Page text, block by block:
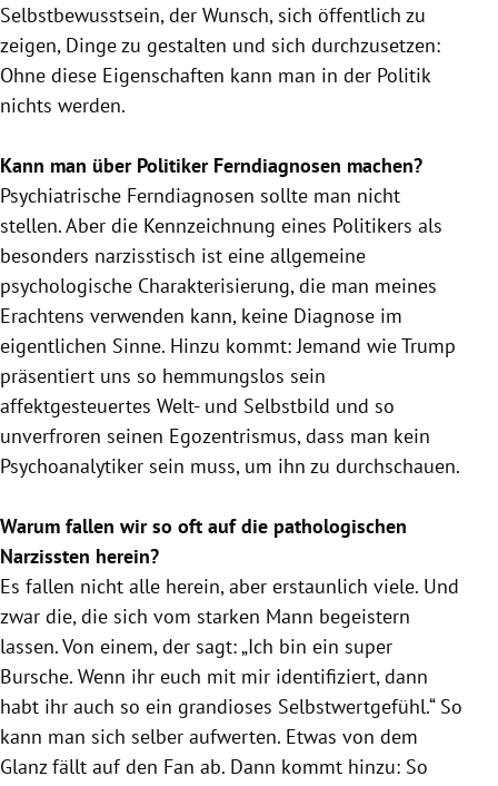
Selbstbewusstsein, der Wunsch, sich öffentlich zu
zeigen, Dinge zu gestalten und sich durchzusetzen:
Ohne diese Eigenschaften kann man in der Politik
nichts werden.
Kann man über Politiker Ferndiagnosen machen?
Psychiatrische Ferndiagnosen sollte man nicht
stellen. Aber die Kennzeichnung eines Politikers als
besonders narzisstisch ist eine allgemeine
psychologische Charakterisierung, die man meines
Erachtens verwenden kann, keine Diagnose im
eigentlichen Sinne. Hinzu kommt: Jemand wieTrump
präsentiert uns so hemmungslos sein
affektgesteuertes Welt- und Selbstbild und so
unverfroren seinen Egozentrismus, dass man kein
Psychoanalytiker sein muss, um ihn zu durchschauen.
Warum fallen wir so oft auf die pathologischen
Narzissten herein?
Es fallen nicht alle herein, aber erstaunlich viele. Und
zwar die, die sich vom starken Mann begeistern
lassen. Von einem, der sagt: „Ich bin ein super
Bursche. Wenn ihr euch mit mir identifiziert, dann
habt ihr auch so ein grandioses Selbstwertgefühl.“ So
kann man sich selber aufwerten. Etwas von dem
Glanz fällt auf den Fan ab. Dann kommt hinzu: So